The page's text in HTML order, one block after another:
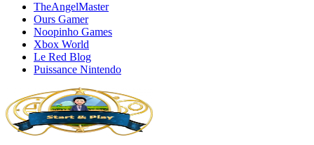
TheAngelMaster
Ours Gamer
Noopinho Games
Xbox World
Le Red Blog
Puissance Nintendo